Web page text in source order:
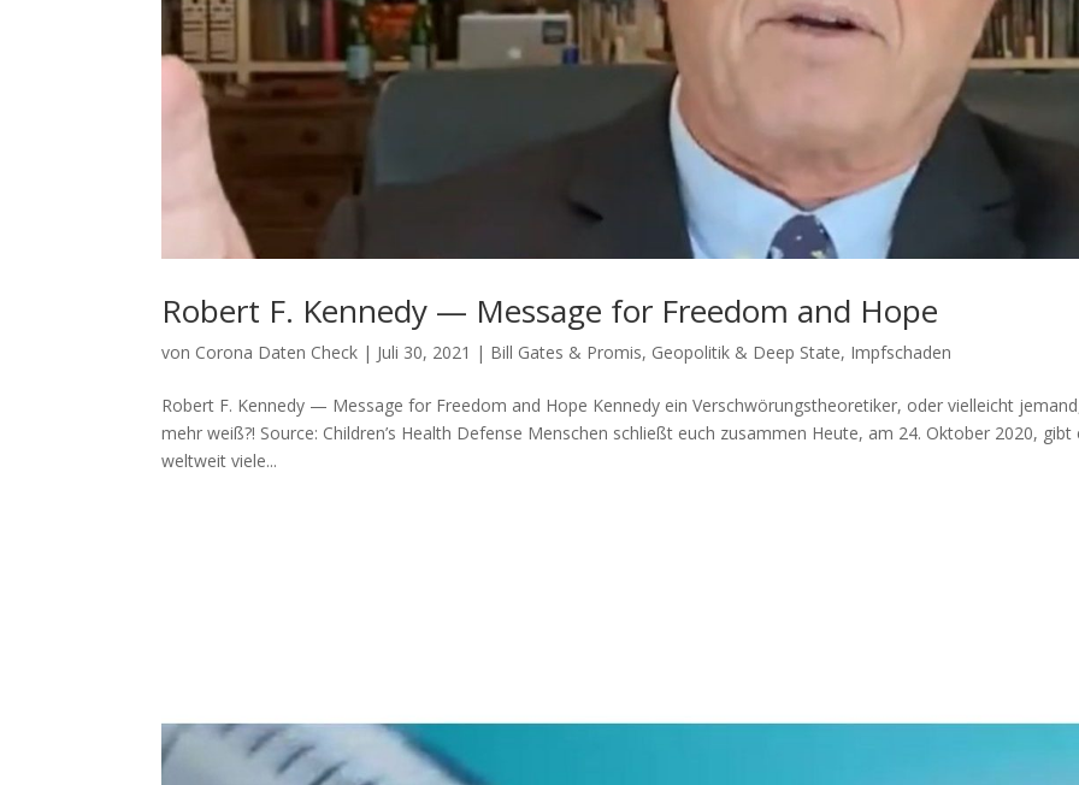
Robert F. Kennedy — Message for Freedom and Hope
von Corona Daten Check | Juli 30, 2021 | Bill Gates & Promis, Geopolitik & Deep State, Impfschaden
Robert F. Kennedy — Message for Freedom and Hope Ken­ne­dy ein Ver­schwö­rungs­theo­re­ti­ker, oder viel­leicht
mehr weiß?! Source: Children’s Health Defense Men­schen schließt euch zusammen Heu­te, am 24. Okto­ber 2020, gibt
welt­weit vie­le...